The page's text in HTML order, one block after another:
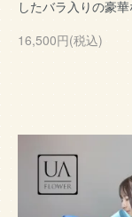
したバラ入りの豪
16,500円(税込)